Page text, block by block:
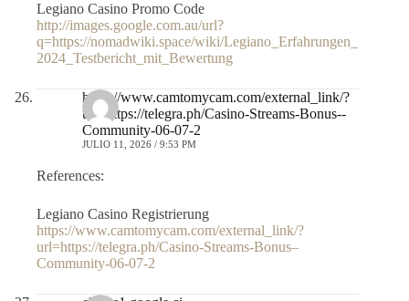
Legiano Casino Promo Code
http://images.google.com.au/url?
q=https://nomadwiki.space/wiki/Legiano_Erfahrungen_
2024_Testbericht_mit_Bewertung
https://www.camtomycam.com/external_link/?
url=https://telegra.ph/Casino-Streams-Bonus--
Community-06-07-2
JULIO 11, 2026 / 9:53 PM
References:
Legiano Casino Registrierung
https://www.camtomycam.com/external_link/?
url=https://telegra.ph/Casino-Streams-Bonus–
Community-06-07-2